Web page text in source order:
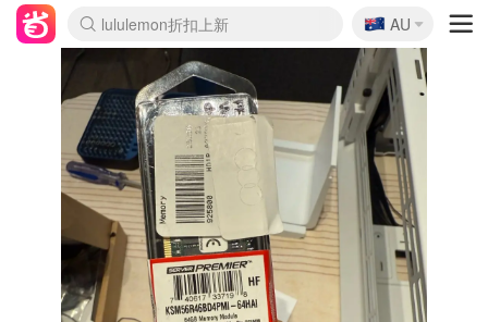
lululemon折扣上新
Sasa美妆护肤3.5折
SSENSE年中3折
FreshBeauty好价汇总
Cettire降价+叠9折
Farfetch折上8折
WWS Coles超市实拍
viagogo二手票捡漏
Myer清仓1折起
The Outnet奢牌1折起
David Jones 3折起
Flannels大牌1折
Perfumes Club护肤1折
AMIRO返校季6.2折
Oweek抽奖送Airpods
Amazon折扣汇总
eToro入金$200送$50
Amazon数码好物
ICONIC本周7.5折
ThedoubleF高奢地板价
Moose Knuckles 6折
丝芙兰5折起
EUFY官网3.7折起
Selenichast首饰2折
Trip机票酒店促销
YSL送5件彩妆礼
Amazon家居好物
BIGBANG巡演开票
David Jones时尚3折
Amazon美妆护肤
雅漾大喷$8
过敏原检测盒$33
伊索独家赠50ml沐浴露
科颜氏清仓3折
SEALIFE海洋馆门票6折
丝塔芙大白罐$16
订阅Newsletter送香薰
Cult Beauty 6.8折
Harrods圣诞日历2.3折
LN-CC奢牌私促3折
d'Alba空姐喷雾$16
EVE LOM套装逆天2折
Bernardelli独家4折
Adore Beauty 6折起
CT圣诞日历
Mytheresa奢品2.7折
Luxury Escapes 9折
Currentbody美容仪9折
MOON Garden Live
ALLSAINTS美衣3折
Roborock扫地机3.7折
Tingo Life水杯$24
Valentino官网5折
CR洗发护发6.3折
🇦🇺
AU